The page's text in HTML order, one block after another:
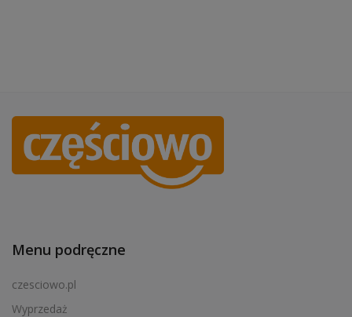
Menu podręczne
czesciowo.pl
Wyprzedaż